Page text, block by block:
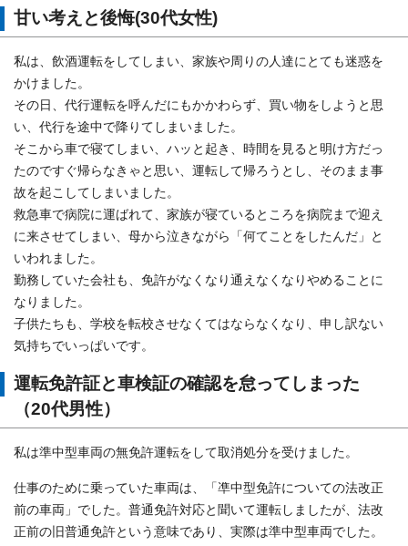
甘い考えと後悔(30代女性)
私は、飲酒運転をしてしまい、家族や周りの人達にとても迷惑を
かけました。
その日、代行運転を呼んだにもかかわらず、買い物をしようと思
い、代行を途中で降りてしまいました。
そこから車で寝てしまい、ハッと起き、時間を見ると明け方だっ
たのですぐ帰らなきゃと思い、運転して帰ろうとし、そのまま事
故を起こしてしまいました。
救急車で病院に運ばれて、家族が寝ているところを病院まで迎え
に来させてしまい、母から泣きながら「何てことをしたんだ」と
いわれました。
勤務していた会社も、免許がなくなり通えなくなりやめることに
なりました。
子供たちも、学校を転校させなくてはならなくなり、申し訳ない
気持ちでいっぱいです。
運転免許証と車検証の確認を怠ってしまった
（20代男性）
私は準中型車両の無免許運転をして取消処分を受けました。
仕事のために乗っていた車両は、「凖中型免許についての法改正
前の車両」でした。普通免許対応と聞いて運転しましたが、法改
正前の旧普通免許という意味であり、実際は準中型車両でした。